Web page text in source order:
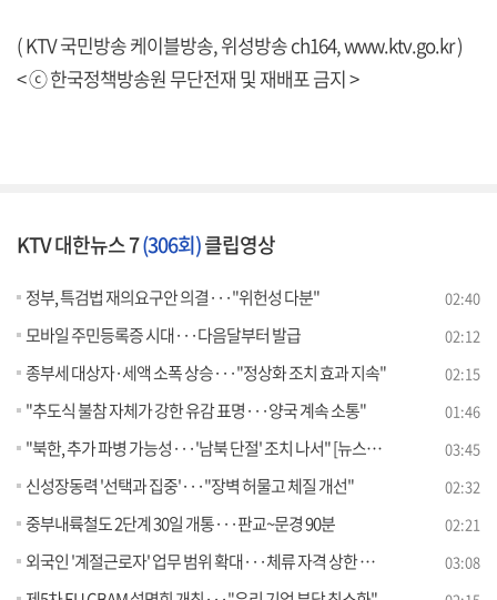
( KTV 국민방송 케이블방송, 위성방송 ch164,www.ktv.go.kr)
< ⓒ 한국정책방송원 무단전재 및 재배포 금지 >
KTV 대한뉴스 7(306회)클립영상
정부, 특검법 재의요구안 의결···"위헌성 다분" 02:40
모바일 주민등록증 시대···다음달부터 발급 02:12
종부세 대상자·세액 소폭 상승···"정상화 조치 효과 지속" 02:15
"추도식 불참 자체가 강한 유감 표명···양국 계속 소통" 01:46
"북한, 추가 파병 가능성···'남북 단절' 조치 나서" [뉴스의 맥] 03:45
신성장동력 '선택과 집중'···"장벽 허물고 체질 개선" 02:32
중부내륙철도 2단계 30일 개통···판교~문경 90분 02:21
외국인 '계절근로자' 업무 범위 확대···체류 자격 상한 연장 [정책현장+] 03:08